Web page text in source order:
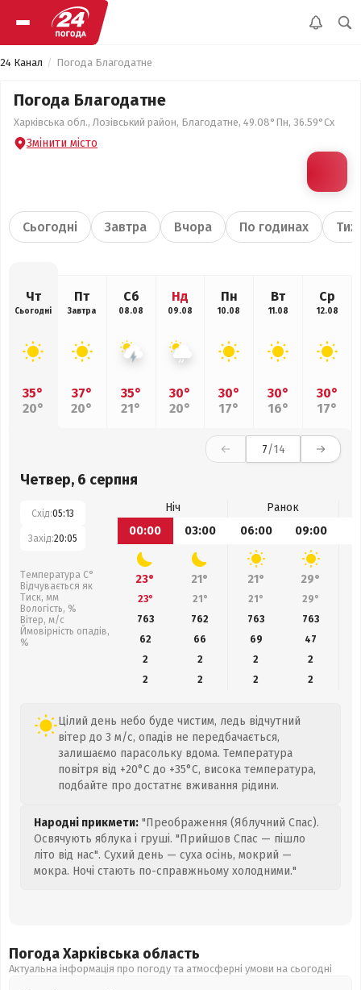
24 Канал Погода Благодатне
Погода Благодатне
Харківська обл., Лозівський район, Благодатне, 49.08°Пн, 36.59°Сх
Змінити місто
Сьогодні Завтра Вчора По годинах
Чт
Сьогодні
35°
20°
Пт
Завтра
37°
20°
Сб
08.08
35°
21°
Нд
09.08
30°
20°
Пн
10.08
30°
17°
Вт
11.08
30°
16°
Ср
12.08
30°
17°
7/14
Четвер, 6 серпня
Схід:05:13
Захід:20:05
Температура С°
Відчувається як
Тиск, мм
Вологість, %
Вітер, м/с
Ймовірність опадів,
%
Ніч
Ранок
00:00
03:00 06:00 09:00
23° 21° 21° 29°
23° 21° 21° 29°
763
762 763 763
62
66 69 47
2
2 2
2
2
2 2 2
Цілий день небо буде чистим, ледь відчутний
вітер до 3 м/с, опадів не передбачається,
залишаємо парасольку вдома. Температура
повітря від +20°C до +35°C, висока температура,
подбайте про достатнє вживання рідини.
Народні прикмети: "Преображення (Яблучний Спас).
Освячують яблука і груші. "Прийшов Спас — пішло
літо від нас". Сухий день — суха осінь, мокрий —
мокра. Ночі стають по-справжньому холодними."
Погода Харківська область
Актуальна інформація про погоду та атмосферні умови на сьогодні